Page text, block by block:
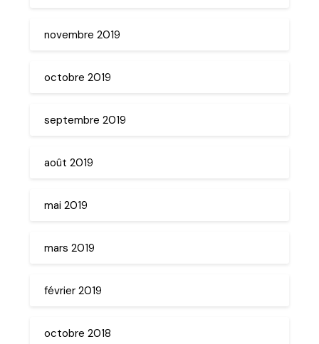
novembre 2019
octobre 2019
septembre 2019
août 2019
mai 2019
mars 2019
février 2019
octobre 2018